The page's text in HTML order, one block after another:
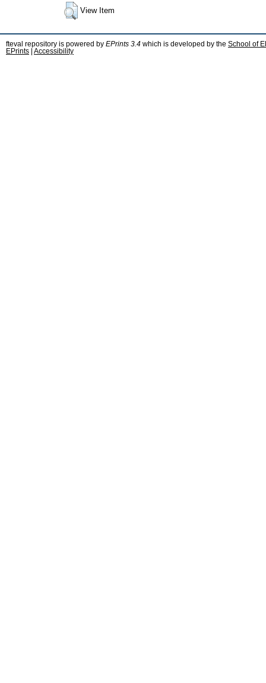
View Item
fteval repository is powered by EPrints 3.4 which is developed by the School of
EPrints
Accessibility